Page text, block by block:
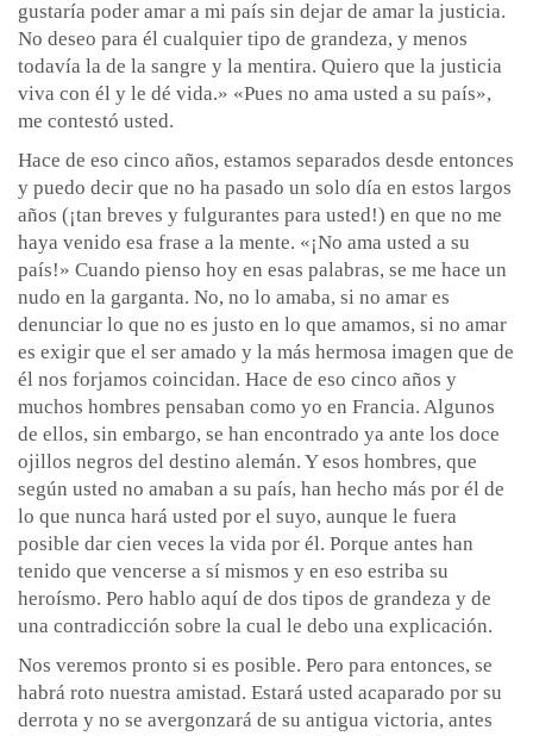
gustaría poder amar a mi país sin dejar de amar la justicia.
No deseo para él cualquier tipo de grandeza, y menos
todavía la de la sangre y la mentira. Quiero que la justicia
viva con él y le dé vida.» «Pues no ama usted a su país»,
me contestó usted.
Hace de eso cinco años, estamos separados desde entonces
y puedo decir que no ha pasado un solo día en estos largos
años (¡tan breves y fulgurantes para usted!) en que no me
haya venido esa frase a la mente. «¡No ama usted a su
país!» Cuando pienso hoy en esas palabras, se me hace un
nudo en la garganta. No, no lo amaba, si no amar es
denunciar lo que no es justo en lo que amamos, si no amar
es exigir que el ser amado y la más hermosa imagen que de
él nos forjamos coincidan. Hace de eso cinco años y
muchos hombres pensaban como yo en Francia. Algunos
de ellos, sin embargo, se han encontrado ya ante los doce
ojillos negros del destino alemán. Y esos hombres, que
según usted no amaban a su país, han hecho más por él de
lo que nunca hará usted por el suyo, aunque le fuera
posible dar cien veces la vida por él. Porque antes han
tenido que vencerse a sí mismos y en eso estriba su
heroísmo. Pero hablo aquí de dos tipos de grandeza y de
una contradicción sobre la cual le debo una explicación.
Nos veremos pronto si es posible. Pero para entonces, se
habrá roto nuestra amistad. Estará usted acaparado por su
derrota y no se avergonzará de su antigua victoria, antes